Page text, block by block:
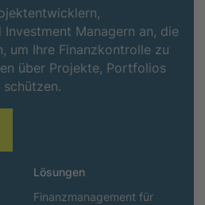
Managern an, die
um Ihre Finanzkontrolle zu
über Projekte, Portfolios
Lösungen
Finanzmanagement für